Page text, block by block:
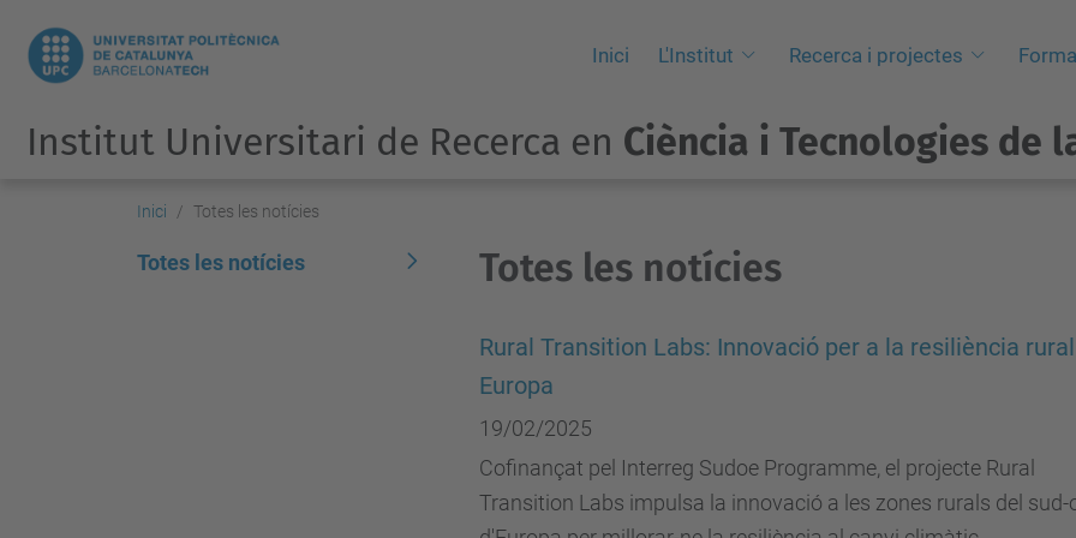
Inici L'Institut Recerca i projectes
Institut Universitari de Recerca en Ciència i Tecnologies de
Inici Totes les notícies
Totes les notícies
Rural Transition Labs: Innovació per a la resiliència
Europa
19/02/2025
Cofinançat pel Interreg Sudoe Programme, el projecte Rural
Transition Labs impulsa la innovació a les zones rurals del sud-
Totes les notícies